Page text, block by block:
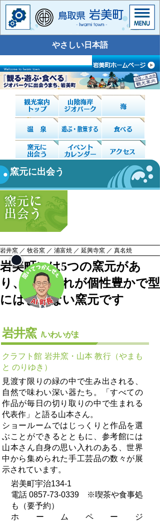
やさしい日本語
窯元に出会う
岩井窯 ／ 牧谷窯 ／ 浦富焼 ／ 延興寺窯 ／ 真名焼
岩美町には5つの窯元があ
り、それぞれが個性豊かで型
にはまらない窯元です
岩井窯 /いわいがま
クラフト館 岩井窯・山本 教行（やまも
と のりゆき）
見渡す限りの緑の中で生み出される、
自然で味わい深い器たち。「すべての
作品が毎日の切り取りの中で生まれる
代表作」と語る山本さん。
ショールームではじっくりと作品を選
ぶことができるとともに、参考館には
山本さん自身の思い入れのある、世界
中から集められた手工芸品の数々が展
示されています。
岩美町宇治134-1
電話 0857-73-0339 ※喫茶や食事処
も（要予約）
ホームページ